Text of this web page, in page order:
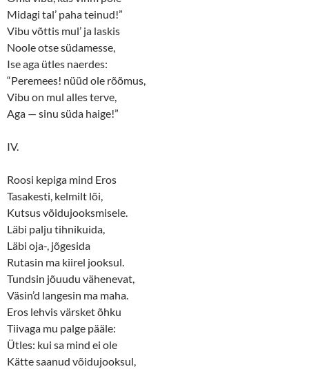
Midagi tal’ paha teinud!”
Vibu võttis mul’ ja laskis
Noole otse südamesse,
Ise aga ütles naerdes:
“Peremees! nüüd ole rõõmus,
Vibu on mul alles terve,
Aga — sinu süda haige!”
IV.
Roosi kepiga mind Eros
Tasakesti, kelmilt lõi,
Kutsus võidujooksmisele.
Läbi palju tihnikuida,
Läbi oja-, jõgesida
Rutasin ma kiirel jooksul.
Tundsin jõuudu vähenevat,
Väsin’d langesin ma maha.
Eros lehvis värsket õhku
Tiivaga mu palge pääle:
Ütles: kui sa mind ei ole
Kätte saanud võidujooksul,